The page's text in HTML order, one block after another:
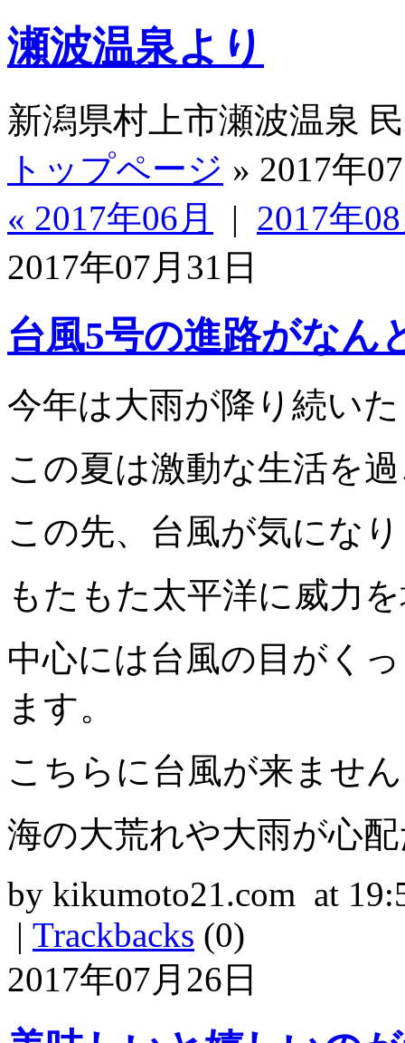
瀬波温泉より
新潟県村上市瀬波温泉
トップページ » 2017年
« 2017年06月
| 2017年
2017年07月31日
台風5号の進路がなん
今年は大雨が降り続い
この夏は激動な生活を
この先、台風が気にな
もたもた太平洋に威力
中心には台風の目がく
ます。
こちらに台風が来ませ
海の大荒れや大雨が心
by kikumoto21.com at
| Trackbacks (0)
2017年07月26日